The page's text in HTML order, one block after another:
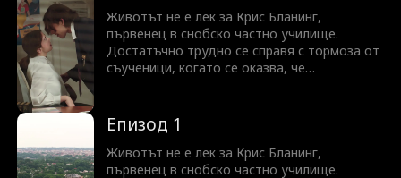
Животът не е лек за Крис Бланинг,
първенец в снобско частно училище.
Достатъчно трудно се справя с тормоза от
съученици, когато се оказва, че
уроци на най-големия си враг — Люшън
Аларик. Люшън е разглезеното лошо
момче, което току-що е видял да се опитва
да съблазни учителката им, за да оправи
Епизод 1
Животът не е лек за Крис Бланинг,
първенец в снобско частно училище.